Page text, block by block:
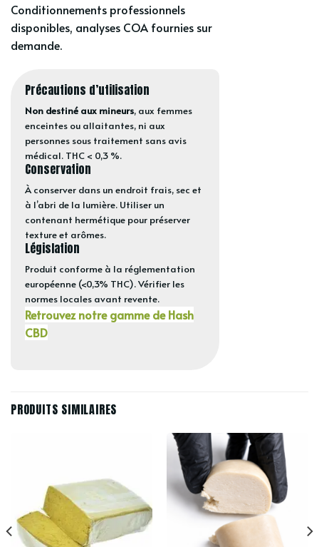
Conditionnements professionnels
disponibles, analyses COA fournies sur
demande.
Précautions d’utilisation
Non destiné aux mineurs, aux femmes
enceintes ou allaitantes, ni aux
personnes sous traitement sans avis
médical. THC < 0,3 %.
Conservation
À conserver dans un endroit frais, sec et
à l’abri de la lumière. Utiliser un
contenant hermétique pour préserver
texture et arômes.
Législation
Produit conforme à la réglementation
européenne (<0,3% THC). Vérifier les
normes locales avant revente.
Retrouvez notre gamme de Hash
CBD
PRODUITS SIMILAIRES